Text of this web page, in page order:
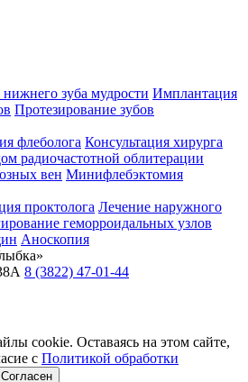
зуба мудрости Имплантация
Протезирование зубов
флеболога Консультация хирурга
радиочастотной облитерации
вен Минифлебэктомия
проктолога Лечение наружного
геморроидальных узлов
Аноскопия
8 (3822) 47-01-44
cookie. Оставаясь на этом сайте,
с Политикой обработки
Согласен